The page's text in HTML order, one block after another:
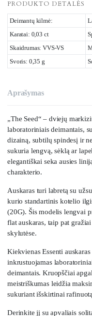
PRODUKTO DETALĖS
Deimantų kilmė:
Karatai: 0,03 ct
Skaidrumas: VVS-VS
Svoris: 0,35 g
Aprašymas
„The Seed“ – dviejų
laboratoriniais deimantais,
dizainą, subtilų spindesį ir
sukuria lengvą, sėklą ar
elegantiškai seka ausies
charakterio.
Auskaras turi labretą su
kurio standartinis kotelio
(20G). Šis modelis lengvai
flat auskaras, taip pat
skylutėse.
Kiekvienas Essenti
inkrustuojamas
deimantais. Kruopščiai
meistriškumas leidžia
sukuriant išskirtinai
Derinkite jį su apvaliais